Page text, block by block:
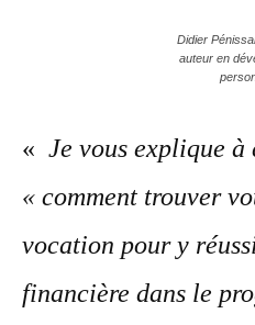
Didier
auteur en
« Je vous explique à
« comment trouver
vocation pour y
financière dans le